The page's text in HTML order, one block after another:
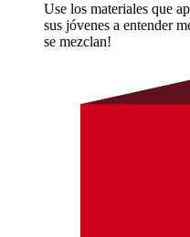
Use los materiales que
sus jóvenes a entender
se mezclan!